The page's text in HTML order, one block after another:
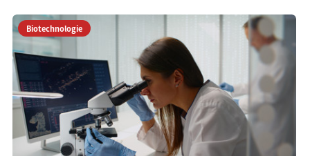
Biotechnologie